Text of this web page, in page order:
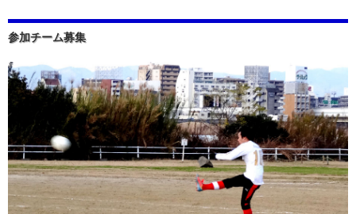
参加チーム募集